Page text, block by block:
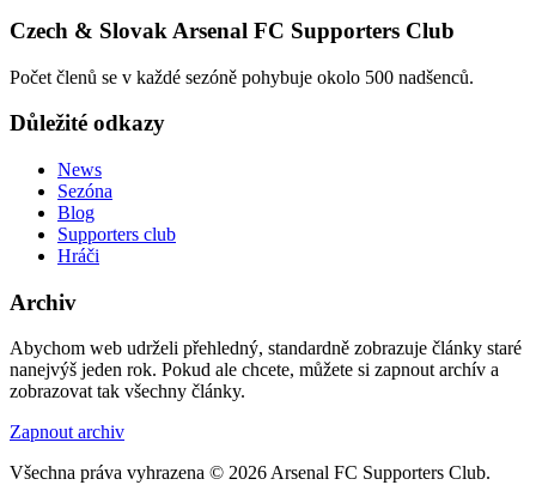
Czech & Slovak Arsenal FC Supporters Club
Počet členů se v každé sezóně pohybuje okolo 500 nadšenců.
Důležité odkazy
News
Sezóna
Blog
Supporters club
Hráči
Archiv
Abychom web udrželi přehledný, standardně zobrazuje články staré
nanejvýš jeden rok. Pokud ale chcete, můžete si zapnout archív a
zobrazovat tak všechny články.
Zapnout archiv
Všechna práva vyhrazena © 2026 Arsenal FC Supporters Club.